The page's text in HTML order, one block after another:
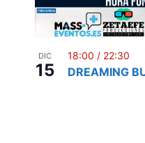
DIC
15 DREAMING
18:00 / 22:30